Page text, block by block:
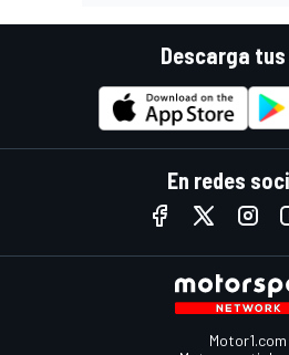
Descarga
En redes
Motor1.com